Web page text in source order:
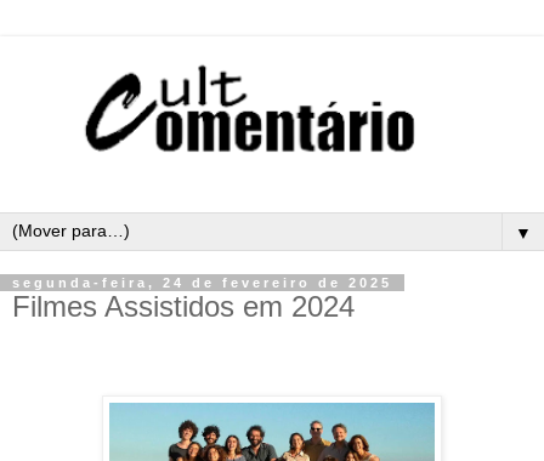
▼
segunda-feira, 24 de fevereiro de 2025
Filmes Assistidos em 2024